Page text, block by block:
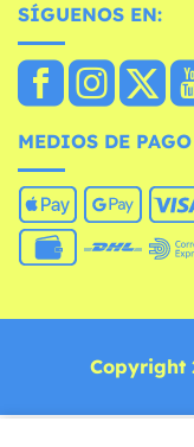
SÍGUENOS EN:
MEDIOS DE
Copyright